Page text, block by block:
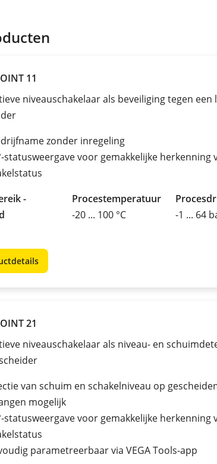
11
niveauschakelaar als beveiliging tegen een
zonder inregeling
statusweergave voor gemakkelijke herkenning
-
Procestemperatuur
-20 ... 100 °C
-1 ... 64
21
niveauschakelaar als niveau- en
van schuim en schakelniveau op
mogelijk
statusweergave voor gemakkelijke herkenning
parametreerbaar via VEGA Tools-app